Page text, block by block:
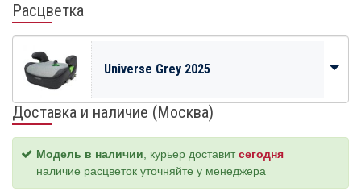
Расцветка
Universe Grey 2025
Доставка и наличие (Москва)
Модель в наличии, курьер доставитсегодня
наличие расцветок уточняйте у менеджера